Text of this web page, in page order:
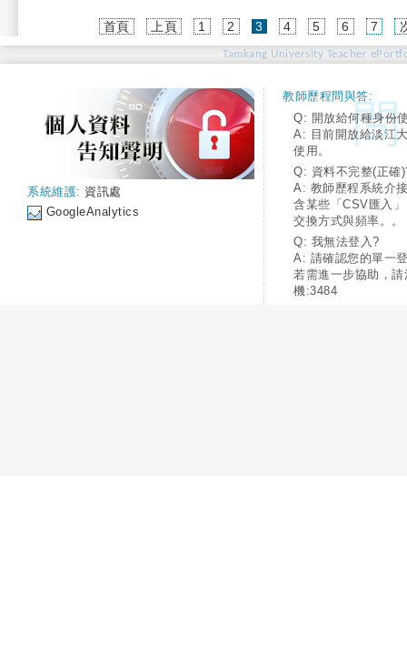
首頁 上頁 1 2 3 (current)
4 5 6 7
Tamkang University Teacher
系統維護: 資訊處
GoogleAnalytics
教師歷程問與答:
Q: 開放給何種身份
A: 目前開放給淡江
使用。
Q: 資料不完整(正確
A: 教師歷程系統介
含某些「CSV匯入
交換方式與頻率。。
Q: 我無法登入?
A: 請確認您的單一
若需進一步協助，
機:3484